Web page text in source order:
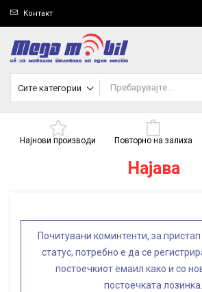
Контакт
Сите категории
Најнови производи Повторно на залиха
Најава
Почитувани коминтенти, за
статус, потребно е да се
постоечкиот емаил како и со
постоечката лозинка.